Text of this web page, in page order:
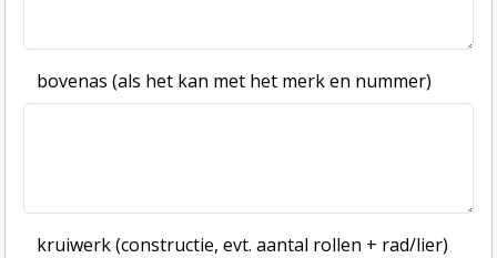
bovenas (als het kan met het merk en nummer)
kruiwerk (constructie, evt. aantal rollen + rad/lier)